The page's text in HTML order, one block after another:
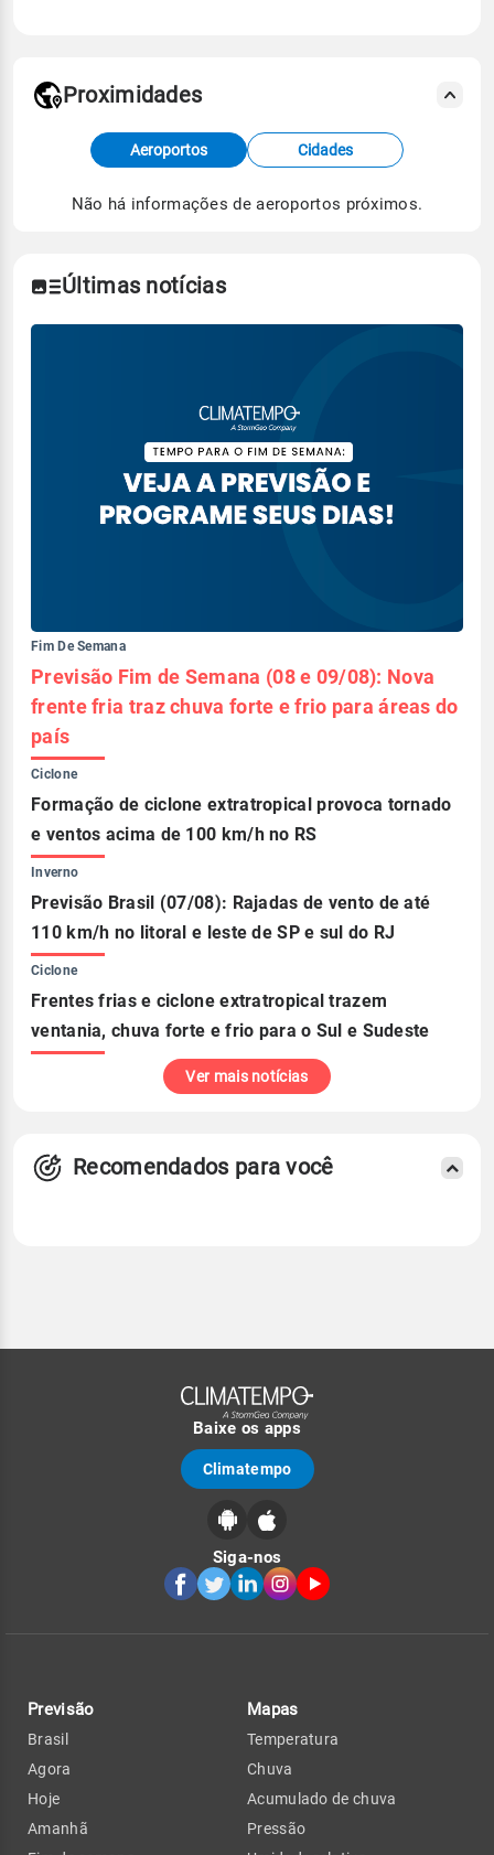
Fonte: dados combinados de estações
meteorológicas e satélite do Centro de Previsão
de Tempo e Estudos Climáticos (CPTEC).
Proximidades
Aeroportos Cidades
Não há informações de aeroportos próximos.
Últimas notícias
Fim De Semana
Previsão Fim de Semana (08 e 09/08): Nova
frente fria traz chuva forte e frio para áreas do
país
Ciclone
Formação de ciclone extratropical provoca tornado
e ventos acima de 100 km/h no RS
Inverno
Previsão Brasil (07/08): Rajadas de vento de até
110 km/h no litoral e leste de SP e sul do RJ
Ciclone
Frentes frias e ciclone extratropical trazem
ventania, chuva forte e frio para o Sul e Sudeste
Ver mais notícias
Recomendados para você
Baixe os apps
Climatempo
Siga-nos
Previsão
Brasil
Agora
Hoje
Amanhã
Mapas
Temperatura
Chuva
Acumulado de chuva
Pressão